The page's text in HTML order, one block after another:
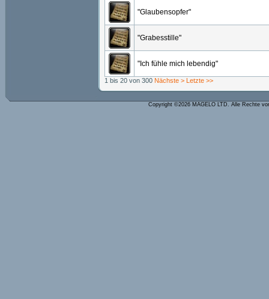
"Glaubensopfer"
"Grabesstille"
"Ich fühle mich lebendig"
1 bis 20 von 300 Nächste > Letzte >>
Copyright ©2026 MAGELO LTD. Alle Rechte